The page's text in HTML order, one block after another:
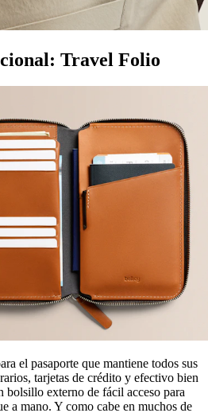
Travel Folio
el pasaporte que mantiene todos sus
tarjetas de crédito y efectivo bien
bolsillo externo de fácil acceso para
a mano. Y como cabe en muchos de